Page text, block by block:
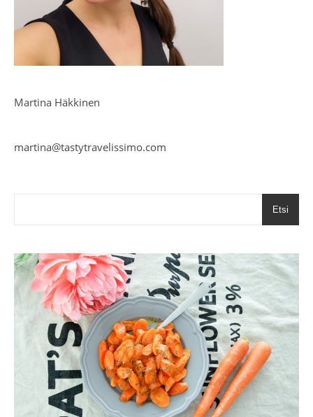
Martina Häkkinen
martina@tastytravelissimo.com
Etsi